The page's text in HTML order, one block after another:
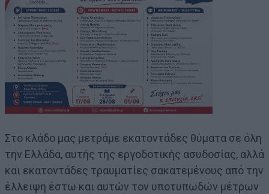
Στο κλάδο μας μετράμε εκατοντάδες θύματα σε όλη
την Ελλάδα, αυτής της εργοδοτικής ασυδοσίας, αλλά
και εκατοντάδες τραυματίες σακατεμένους από την
έλλειψη έστω και αυτών τον υποτυπωδών μέτρων